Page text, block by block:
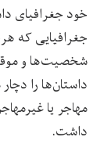
خود جغرافیای
جغرافیایی که
شخصیت‌ها و
داستان‌ها را
مهاجر یا
داشت.